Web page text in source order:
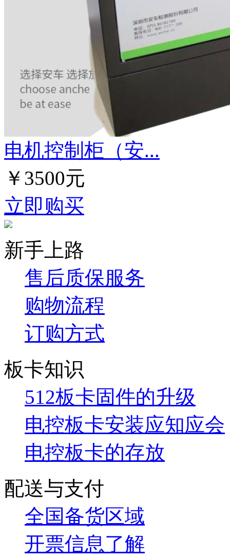
电机控制柜（安...
￥3500元
立即购买
新手上路
售后质保服务
购物流程
订购方式
板卡知识
512板卡固件的升级
电控板卡安装应知应会
电控板卡的存放
配送与支付
全国备货区域
开票信息了解